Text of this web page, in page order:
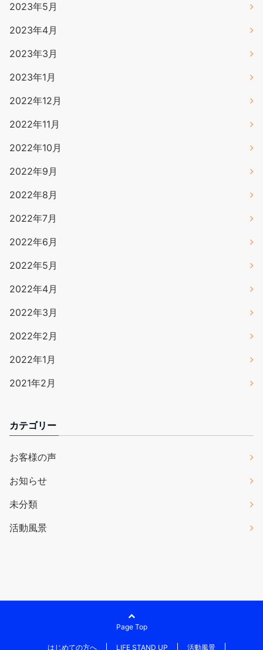
2023年5月
2023年4月
2023年3月
2023年1月
2022年12月
2022年11月
2022年10月
2022年9月
2022年8月
2022年7月
2022年6月
2022年5月
2022年4月
2022年3月
2022年2月
2022年1月
2021年2月
カテゴリー
お客様の声
お知らせ
未分類
活動風景
Page Top
はじめての方へ LIFE STAND UP 活動風景